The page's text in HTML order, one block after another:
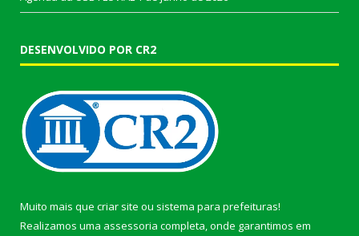
DESENVOLVIDO POR CR2
Muito mais que criar site ou sistema para prefeituras!
Realizamos uma assessoria completa, onde garantimos em